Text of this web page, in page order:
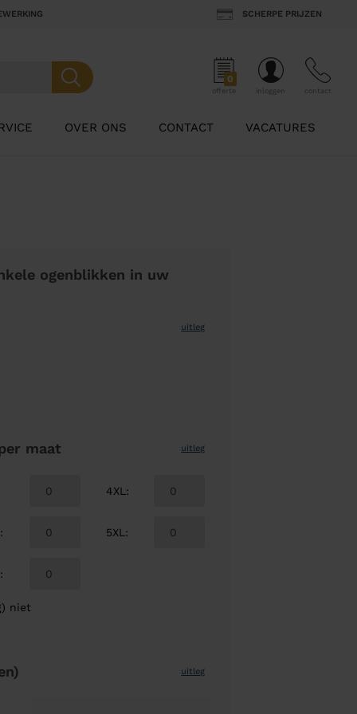
SCHERPE PRIJZEN
0
offerte inloggen contact
OVER ONS CONTACT VACATURES
ogenblikken in uw
uitleg
maat uitleg
:
:
4XL :
5XL :
niet
uitleg